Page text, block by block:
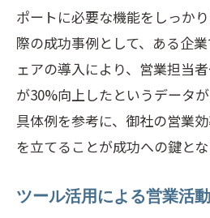
ポートに必要な機能をしっか
際の成功事例として、ある企
ェアの導入により、営業担当
が30%向上したというデータ
具体例を参考に、御社の営業
を立てることが成功への鍵とな
ツール活用による営業活